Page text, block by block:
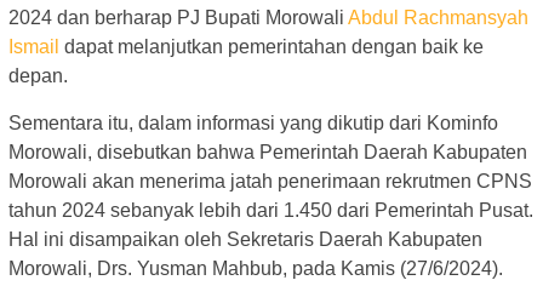
2024 dan berharap PJ Bupati Morowali Abdul Rachmansyah
Ismail dapat melanjutkan pemerintahan dengan baik ke
depan.
Sementara itu, dalam informasi yang dikutip dari Kominfo
Morowali, disebutkan bahwa Pemerintah Daerah Kabupaten
Morowali akan menerima jatah penerimaan rekrutmen CPNS
tahun 2024 sebanyak lebih dari 1.450 dari Pemerintah Pusat.
Hal ini disampaikan oleh Sekretaris Daerah Kabupaten
Morowali, Drs. Yusman Mahbub, pada Kamis (27/6/2024).